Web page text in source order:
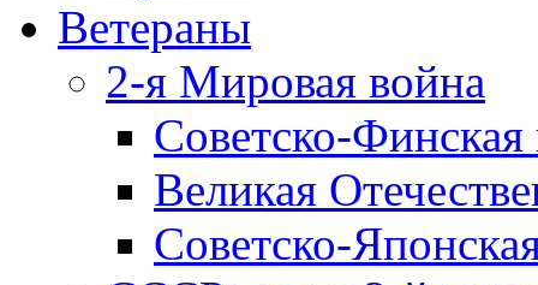
Ветераны
2-я Мировая война
Советско-
Великая
Советско-